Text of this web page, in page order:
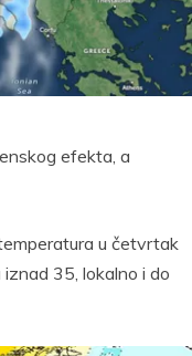
efekta, a
u četvrtak
35, lokalno i do